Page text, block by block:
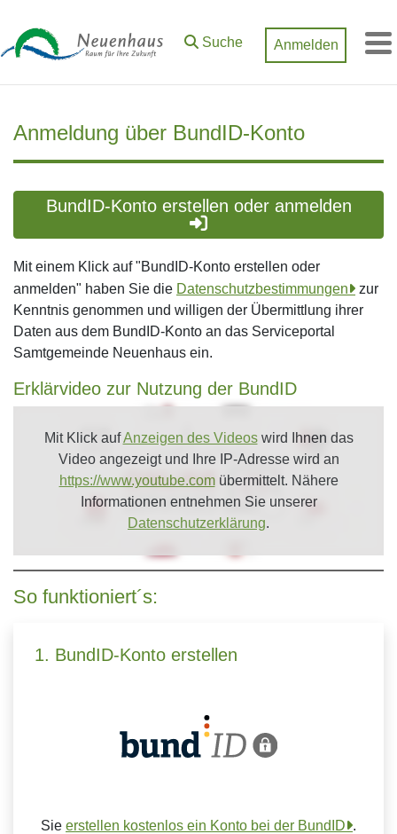
Suche Anmelden
Anmeldung über BundID-Konto
BundID-Konto erstellen oder anmelden
Mit einem Klick auf "BundID-Konto erstellen oder
anmelden" haben Sie die Datenschutzbestimmungen
zur
Kenntnis genommen und willigen der Übermittlung ihrer
Daten aus dem BundID-Konto an das Serviceportal
Samtgemeinde Neuenhaus ein.
Erklärvideo zur Nutzung der BundID
Mit Klick aufAnzeigen des Videoswird Ihnen das
Video angezeigt und Ihre IP-Adresse wird an
https://www.youtube.comübermittelt. Nähere
Informationen entnehmen Sie unserer
Datenschutzerklärung.
So funktioniert´s:
1. BundID-Konto erstellen
Sie erstellen kostenlos ein Konto bei der BundID .